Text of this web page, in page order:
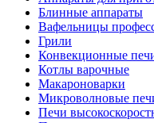
Блинные аппараты
Вафельницы
Грили
Конвекционные
Котлы варочные
Макароноварки
Микроволновые
Печи